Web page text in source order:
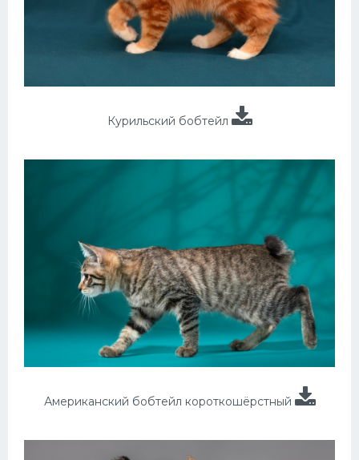
Курильский бобтейл
Американский бобтейл короткошёрстный